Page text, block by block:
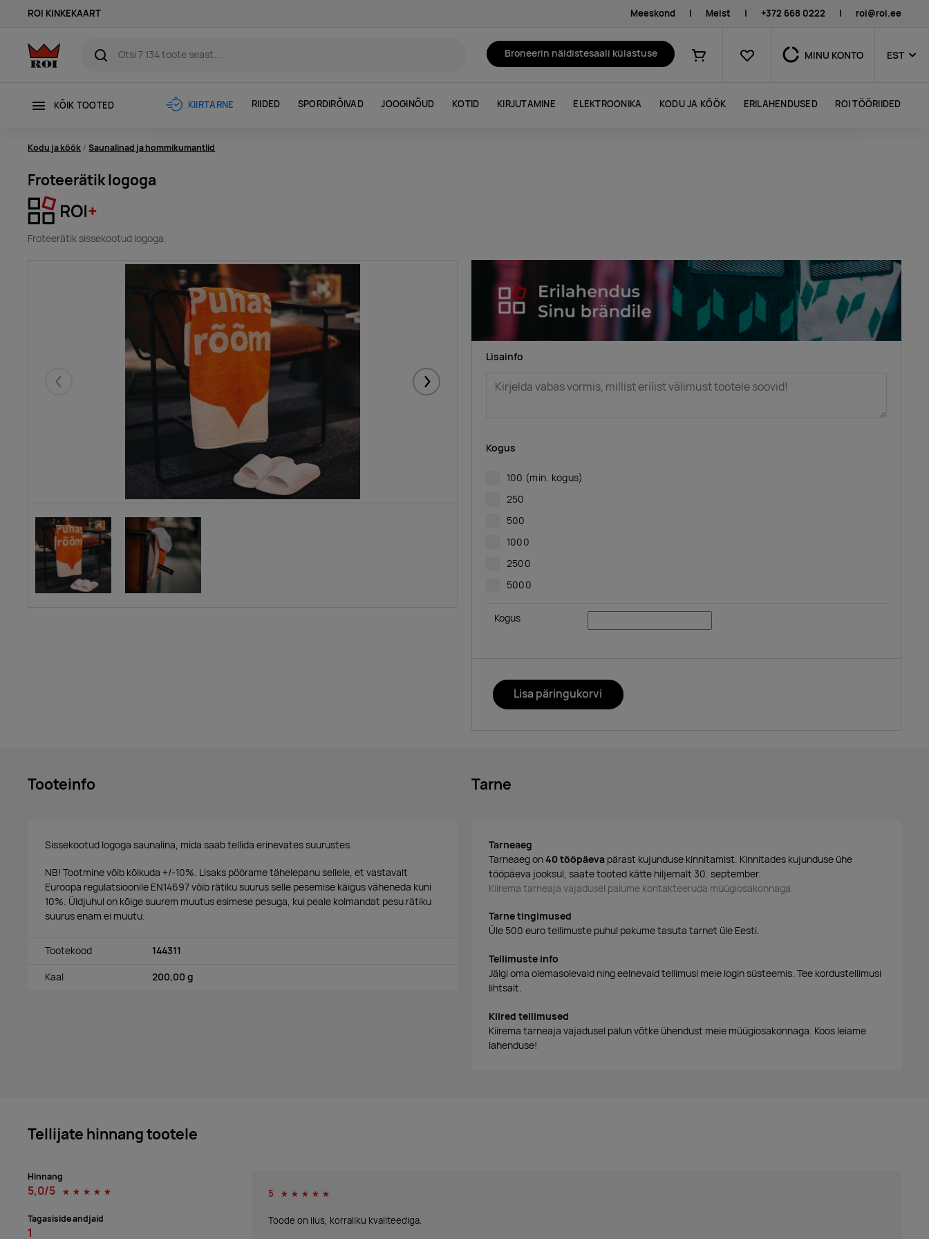
ROI KINKEKAART Meeskond | Meist | +372 668 0222 | roi@roi.ee
Broneerin näidistesaali külastuse
Ostukorv
Lemmikud MINU KONTO EST
KÕIK TOOTED KIIRTARNE RIIDED SPORDIRÕIVAD JOOGINÕUD KOTID KIRJUTAMINE ELEKTROONIKA KODU JA KÖÖK ERILAHENDUSED ROI TÖÖRIIDED
Kodu ja köök Saunalinad ja hommikumantlid
Froteerätik logoga
Froteerätik sissekootud logoga.
Eelmised Järgmised
Lisainfo
Kogus
100 (min. kogus)
250
500
1000
2500
5000
Kogus
Lisa päringukorvi
Tooteinfo
Sissekootud logoga saunalina, mida saab tellida erinevates suurustes
NB! Tootmine võib kõikuda +/-10%. Lisaks pöörame tähelepanu sellele, et vastavalt
Euroopa regulatsioonile EN14697 võib rätiku suurus selle pesemise käigus väheneda kuni
10%. Üldjuhul on kõige suurem muutus esimese pesuga, kui peale kolmandat pesu rätiku
suurus enam ei muutu.
Tootekood 144311
Kaal 200,00 g
Tarne
Tarneaeg
Tarneaeg on40 tööpäeva pärast kujunduse kinnitamist. Kinnitades kujunduse ühe
tööpäeva jooksul, saate tooted kätte hiljemalt 30. september.
Kiirema tarneaja vajadusel palume kontakteeruda müügiosakonnaga.
Tarne tingimused
Üle 500 euro tellimuste puhul pakume tasuta tarnet üle Eesti.
Tellimuste info
Jälgi oma olemasolevaid ning eelnevaid tellimusi meie login süsteemis. Tee kordustellimusi
lihtsalt.
Kiired tellimused
Kiirema tarneaja vajadusel palun võtke ühendust meie müügiosakonnaga. Koos leiame
lahenduse!
Tellijate hinnang tootele
Hinnang
5,0/5 ☆
☆
☆
☆
☆
Tagasiside andjaid
1
5 ☆
☆
☆
☆
☆
Toode on ilus, korraliku kvaliteediga.